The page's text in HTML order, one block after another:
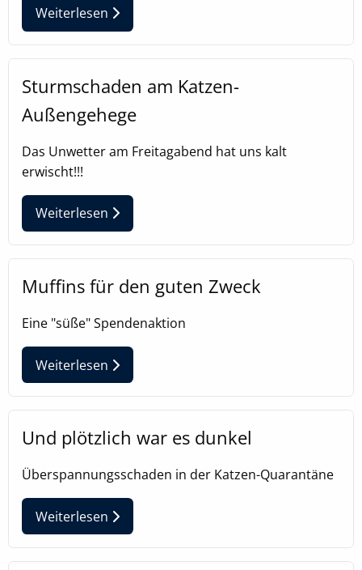
Weiterlesen
Sturmschaden am Katzen-
Außengehege
Das Unwetter am Freitagabend hat uns kalt
erwischt!!!
Weiterlesen
Muffins für den guten Zweck
Eine "süße" Spendenaktion
Weiterlesen
Und plötzlich war es dunkel
Überspannungsschaden in der Katzen-Quarantäne
Weiterlesen
diesen externen Anbietern Cookies gesetzt
Anbieter:
Youtube
NID, __Secure-ENID
Anbieter:
Zweck:
Speichert Ihre bevorzugten Einstellungen
Cookie Laufzeit:
6 Monate, 13 Monate